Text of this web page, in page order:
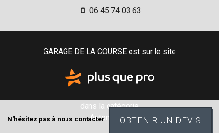
N'hésitez pas à nous contacter OBTENIR UN DEVIS
06 45 74 03 63
GARAGE DE LA COURSE est sur le site
dans la catégorie
Automobile